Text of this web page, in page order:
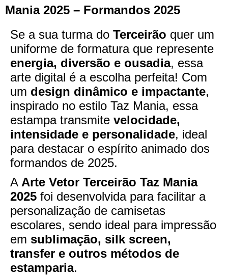
Mania 2025 – Formandos 2025
Se a sua turma do Terceirão quer um
uniforme de formatura que represente
energia, diversão e ousadia, essa
arte digital é a escolha perfeita! Com
um design dinâmico e impactante,
inspirado no estilo Taz Mania, essa
estampa transmite velocidade,
intensidade e personalidade, ideal
para destacar o espírito animado dos
formandos de 2025.
A Arte Vetor Terceirão Taz Mania
2025 foi desenvolvida para facilitar a
personalização de camisetas
escolares, sendo ideal para impressão
em sublimação, silk screen,
transfer e outros métodos de
estamparia.